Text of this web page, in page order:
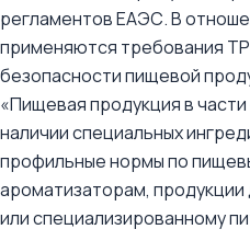
регламентов ЕАЭС. В
применяются требования ТР
безопасности пищевой
«Пищевая продукция в
наличии специальных
профильные нормы по
ароматизаторам, продукции
или специализированному